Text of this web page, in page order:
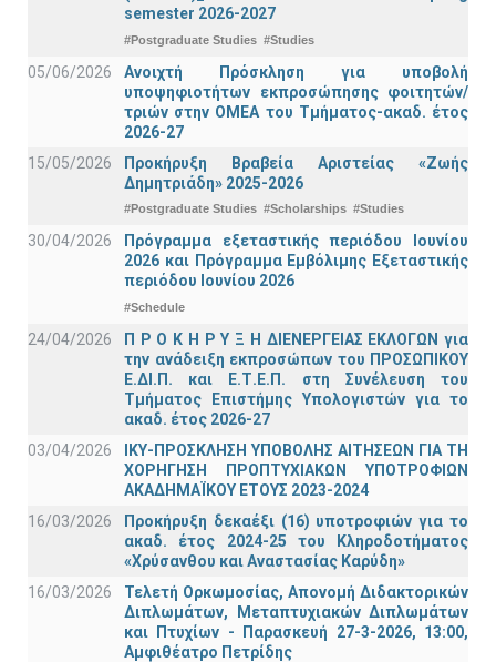
semester 2026-2027
#Postgraduate Studies #Studies
05/06/2026
Ανοιχτή Πρόσκληση για υποβολή
υποψηφιοτήτων εκπροσώπησης φοιτητών/
τριών στην ΟΜΕΑ του Τμήματος-ακαδ. έτος
2026-27
15/05/2026
Προκήρυξη Βραβεία Αριστείας «Ζωής
Δημητριάδη» 2025-2026
#Postgraduate Studies #Scholarships #Studies
30/04/2026
Πρόγραμμα εξεταστικής περιόδου Ιουνίου
2026 και Πρόγραμμα Εμβόλιμης Εξεταστικής
περιόδου Ιουνίου 2026
#Schedule
24/04/2026
Π Ρ Ο Κ Η Ρ Υ Ξ Η ΔΙΕΝΕΡΓΕΙΑΣ ΕΚΛΟΓΩΝ για
την ανάδειξη εκπροσώπων του ΠΡΟΣΩΠΙΚΟΥ
Ε.ΔΙ.Π. και Ε.Τ.Ε.Π. στη Συνέλευση του
Τμήματος Επιστήμης Υπολογιστών για το
ακαδ. έτος 2026-27
03/04/2026
ΙΚΥ-ΠΡΟΣΚΛΗΣΗ ΥΠΟΒΟΛΗΣ ΑΙΤΗΣΕΩΝ ΓΙΑ ΤΗ
ΧΟΡΗΓΗΣΗ ΠΡΟΠΤΥΧΙΑΚΩΝ ΥΠΟΤΡΟΦΙΩΝ
ΑΚΑΔΗΜΑΪΚΟΥ ΕΤΟΥΣ 2023-2024
16/03/2026
Προκήρυξη δεκαέξι (16) υποτροφιών για το
ακαδ. έτος 2024-25 του Κληροδοτήματος
«Χρύσανθου και Αναστασίας Καρύδη»
16/03/2026
Τελετή Ορκωμοσίας, Απονομή Διδακτορικών
Διπλωμάτων, Μεταπτυχιακών Διπλωμάτων
και Πτυχίων - Παρασκευή 27-3-2026, 13:00,
Αμφιθέατρο Πετρίδης